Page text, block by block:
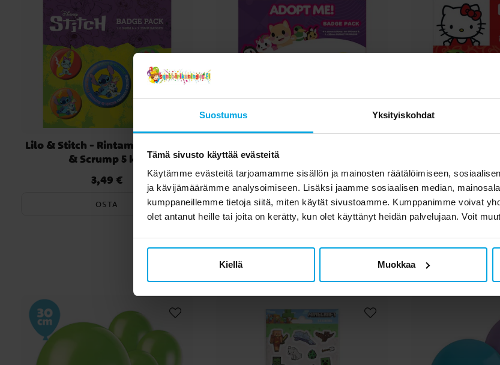
Suostumus Yksityiskohdat
Tämä sivusto käyttää evästeitä
Käytämme evästeitä tarjoamamme sisällön ja mainosten räätälöimiseen,
ja kävijämäärämme analysoimiseen. Lisäksi jaamme sosiaalisen median,
kumppaneillemme tietoja siitä, miten käytät sivustoamme. Kumppanimme voivat
olet antanut heille tai joita on kerätty, kun olet käyttänyt heidän palvelujaan. Voit
Kiellä Muokkaa
Lilo & Stitch - Rintamerkit Stitch
& Scrump 5 kpl
Hinta:3,49 €
3,49 €
OSTA
Hinta:3,49 €
3,49 €
OSTA
Hinta:
Toiset asiakkaat